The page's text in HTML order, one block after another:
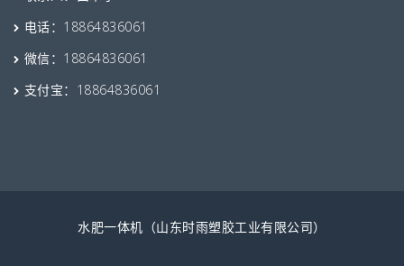
电话：18864836061
微信：18864836061
支付宝：18864836061
水肥一体机（山东时雨塑胶工业有限公司）